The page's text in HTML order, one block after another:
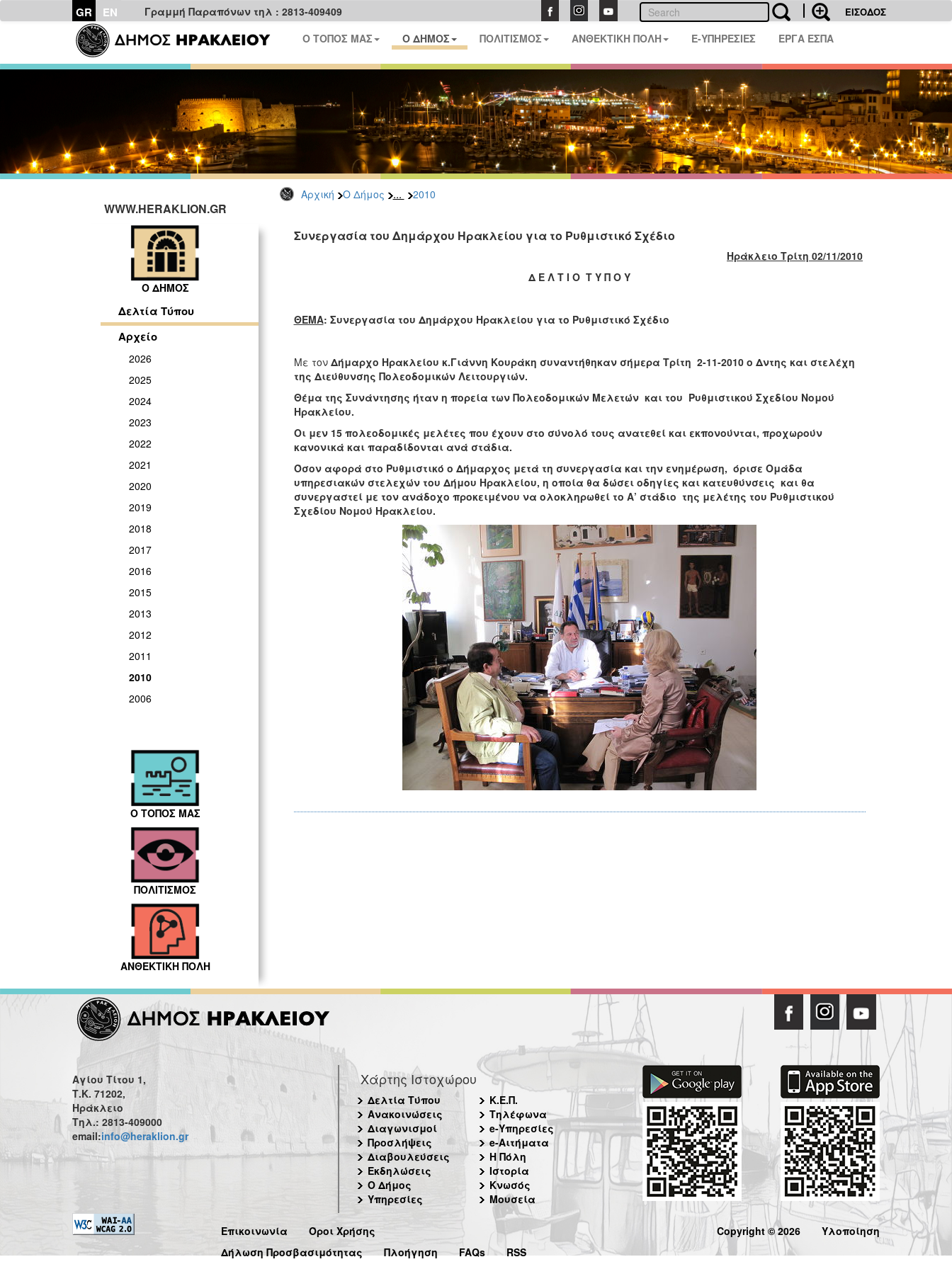
GR EN Γραμμή Παραπόνων τηλ : 2813-409409 ΕΙΣΟΔΟΣ
Ο ΤΟΠΟΣ ΜΑΣ Ο ΔΗΜΟΣ ΠΟΛΙΤΙΣΜΟΣ ΑΝΘΕΚΤΙΚΗ ΠΟΛΗ E-ΥΠΗΡΕΣΙΕΣ ΕΡΓΑ ΕΣΠΑ
Αρχική Ο Δήμος ... 2010
WWW.HERAKLION.GR
Ο ΔΗΜΟΣ
Δελτία Τύπου
Αρχείο
2026
2025
2024
2023
2022
2021
2020
2019
2018
2017
2016
2015
2013
2012
2011
2010
2006
Ο ΤΟΠΟΣ ΜΑΣ
ΠΟΛΙΤΙΣΜΟΣ
ΑΝΘΕΚΤΙΚΗ ΠΟΛΗ
Συνεργασία του Δημάρχου Ηρακλείου για το Ρυθμιστικό Σχέδιο
Ηράκλειο Τρίτη 02/11/2010
Δ Ε Λ Τ Ι Ο Τ Υ Π Ο Υ
ΘΕΜΑ: Συνεργασία του Δημάρχου Ηρακλείου για το Ρυθμιστικό Σχέδιο
Με τον Δήμαρχο Ηρακλείου κ.Γιάννη Κουράκη συναντήθηκαν σήμερα Τρίτη 2-11-2010 ο Δντης και στελέχη
της Διεύθυνσης Πολεοδομικών Λειτουργιών.
Θέμα της Συνάντησης ήταν η πορεία των Πολεοδομικών Μελετών και του Ρυθμιστικού Σχεδίου Νομού
Ηρακλείου.
Οι μεν 15 πολεοδομικές μελέτες που έχουν στο σύνολό τους ανατεθεί και εκπονούνται, προχωρούν
κανονικά και παραδίδονται ανά στάδια.
Όσον αφορά στο Ρυθμιστικό ο Δήμαρχος μετά τη συνεργασία και την ενημέρωση, όρισε Ομάδα
υπηρεσιακών στελεχών του Δήμου Ηρακλείου, η οποία θα δώσει οδηγίες και κατευθύνσεις και θα
συνεργαστεί με τον ανάδοχο προκειμένου να ολοκληρωθεί το Α’ στάδιο της μελέτης του Ρυθμιστικού
Σχεδίου Νομού Ηρακλείου.
Αγίου Τίτου 1,
Τ.Κ. 71202,
Ηράκλειο
Τηλ.: 2813-409000
email:info@heraklion.gr
Χάρτης Ιστοχώρου
Δελτία Τύπου
Ανακοινώσεις
Διαγωνισμοί
Προσλήψεις
Διαβουλεύσεις
Εκδηλώσεις
Ο Δήμος
Υπηρεσίες
Κ.Ε.Π.
Τηλέφωνα
e-Υπηρεσίες
e-Αιτήματα
Η Πόλη
Ιστορία
Κνωσός
Μουσεία
Επικοινωνία
Όροι Χρήσης
Δήλωση Προσβασιμότητας
Πλοήγηση FAQs RSS
Copyright © 2026 Υλοποίηση